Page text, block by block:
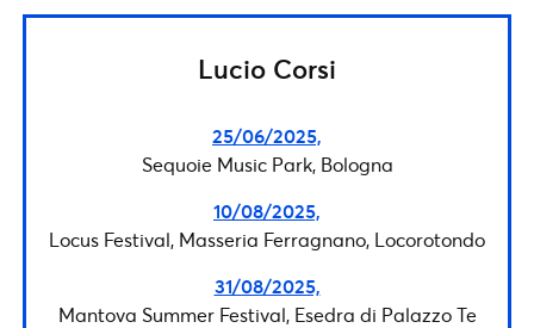
Lucio Corsi
25/06/2025,
Sequoie Music Park, Bologna
10/08/2025,
Locus Festival, Masseria Ferragnano, Locorotondo
31/08/2025,
Mantova Summer Festival, Esedra di Palazzo Te